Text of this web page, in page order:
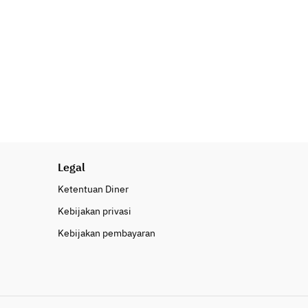
Legal
Ketentuan Diner
Kebijakan privasi
Kebijakan pembayaran